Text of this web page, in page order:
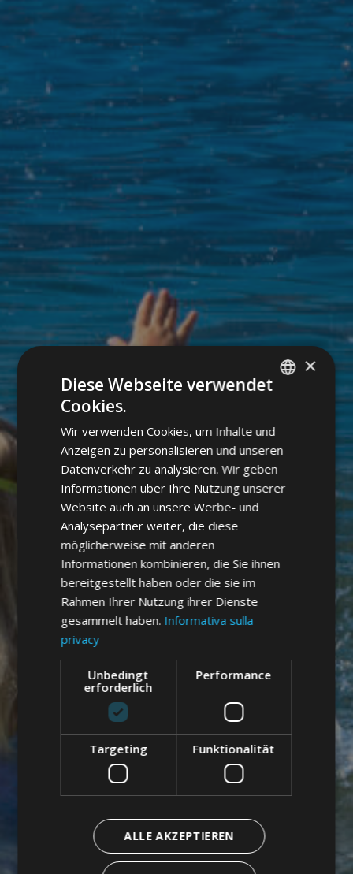
GERMAN
×
Diese Webseite verwendet
Cookies.
Wir verwenden Cookies, um Inhalte und
Anzeigen zu personalisieren und unseren
Datenverkehr zu analysieren. Wir geben
Informationen über Ihre Nutzung unserer
Website auch an unsere Werbe- und
Analysepartner weiter, die diese
möglicherweise mit anderen
Informationen kombinieren, die Sie ihnen
bereitgestellt haben oder die sie im
Rahmen Ihrer Nutzung ihrer Dienste
gesammelt haben. Informativa sulla
privacy
Unbedingt
erforderlich
Performance
Targeting Funktionalität
ALLE AKZEPTIEREN